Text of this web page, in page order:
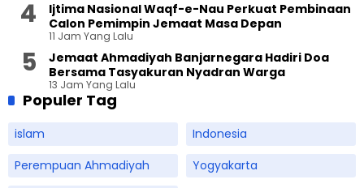
Ijtima Nasional Waqf-e-Nau Perkuat Pembinaan
Calon Pemimpin Jemaat Masa Depan
11 Jam Yang Lalu
Jemaat Ahmadiyah Banjarnegara Hadiri Doa
Bersama Tasyakuran Nyadran Warga
13 Jam Yang Lalu
Populer Tag
islam
Indonesia
Perempuan Ahmadiyah
Yogyakarta